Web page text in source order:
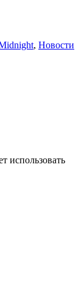
, Новости
использовать